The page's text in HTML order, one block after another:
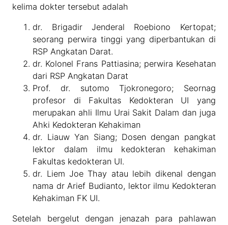
kelima dokter tersebut adalah
dr. Brigadir Jenderal Roebiono Kertopat;
seorang perwira tinggi yang diperbantukan di
RSP Angkatan Darat.
dr. Kolonel Frans Pattiasina; perwira Kesehatan
dari RSP Angkatan Darat
Prof. dr. sutomo Tjokronegoro; Seornag
profesor di Fakultas Kedokteran UI yang
merupakan ahli Ilmu Urai Sakit Dalam dan juga
Ahki Kedokteran Kehakiman
dr. Liauw Yan Siang; Dosen dengan pangkat
lektor dalam ilmu kedokteran kehakiman
Fakultas kedokteran UI.
dr. Liem Joe Thay atau lebih dikenal dengan
nama dr Arief Budianto, lektor ilmu Kedokteran
Kehakiman FK UI.
Setelah bergelut dengan jenazah para pahlawan